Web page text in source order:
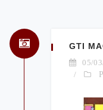
GTI
05/
/